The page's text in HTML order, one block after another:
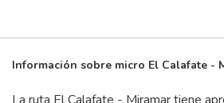
Información sobre micro El Calafate -